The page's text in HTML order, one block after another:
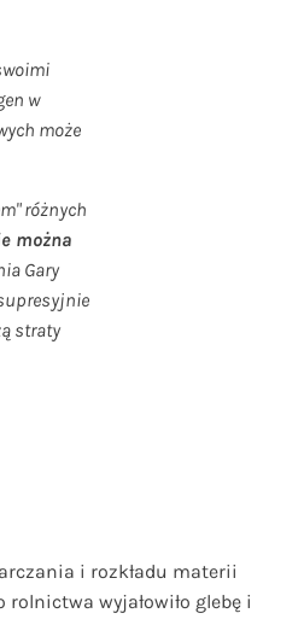
w
może
różnych
można
Gary
straty
i rozkładu materii
wyjałowiło glebę i